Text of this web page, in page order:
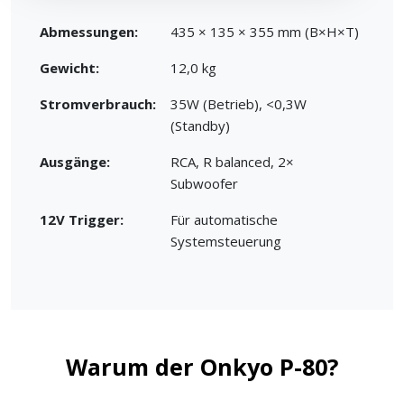
Abmessungen:
435 × 135 × 355 mm (B×H×T)
Gewicht:
12,0 kg
Stromverbrauch:
35W (Betrieb), <0,3W
(Standby)
Ausgänge:
RCA, R balanced, 2×
Subwoofer
12V Trigger:
Für automatische
Systemsteuerung
Warum der Onkyo P-80?